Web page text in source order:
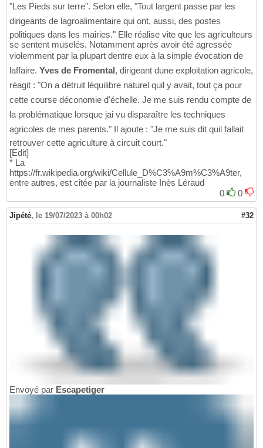
"Les Pieds sur terre". Selon elle, "Tout largent passe par les
dirigeants de lagroalimentaire qui ont, aussi, des postes
politiques dans les mairies." Elle réalise vite que les agriculteurs
se sentent muselés. Notamment après avoir été agressée
violemment par la plupart dentre eux à la simple évocation de
laffaire. Yves de Fromental, dirigeant dune exploitation agricole,
réagit : "On a détruit léquilibre naturel quil y avait, tout ça pour
cette course déconomie d'échelle. Je me suis rendu compte de
la problématique lorsque jai vu disparaître les techniques
agricoles de mes parents." Il ajoute : "Je me suis dit quil fallait
retrouver cette agriculture à circuit court."
[Edit]
* La
https://fr.wikipedia.org/wiki/Cellule_D%C3%A9m%C3%A9ter,
entre autres, est citée par la journaliste Inès Léraud
0
0
Jipété, le 19/07/2023 à 00h02 #32
Envoyé par Escapetiger